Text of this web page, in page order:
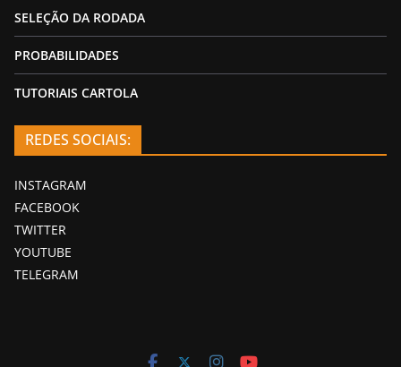
SELEÇÃO DA RODADA
PROBABILIDADES
TUTORIAIS CARTOLA
REDES SOCIAIS:
INSTAGRAM
FACEBOOK
TWITTER
YOUTUBE
TELEGRAM